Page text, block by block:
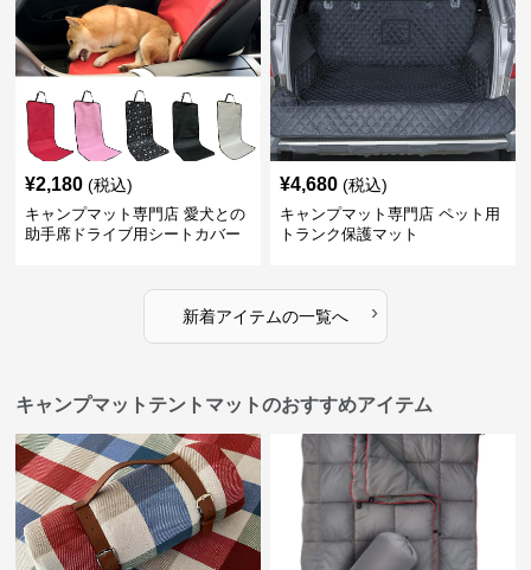
¥2,180 (税込)
キャンプマット専門店 愛犬との
助手席ドライブ用シートカバー
¥4,680 (税込)
キャンプマット専門店 ペット用
トランク保護マット
新着アイテムの一覧へ ›
キャンプマットテントマットのおすすめアイテム